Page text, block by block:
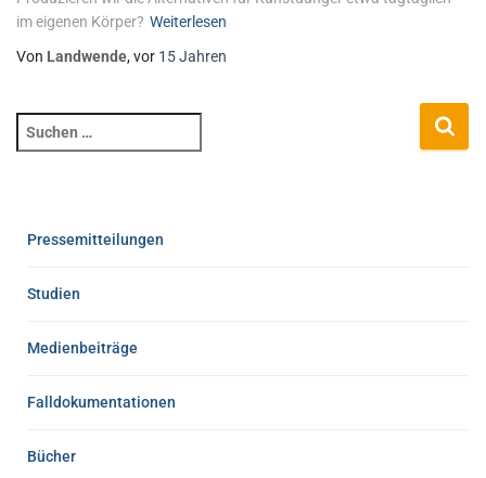
im eigenen Körper? Weiterlesen
Von Landwende, vor 15 Jahren
Pressemitteilungen
Studien
Medienbeiträge
Falldokumentationen
Bücher